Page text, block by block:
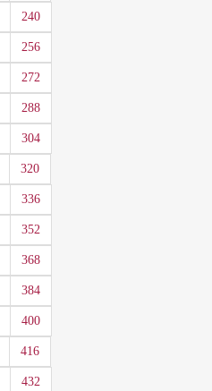
240
256
272
288
304
320
336
352
368
384
400
416
432